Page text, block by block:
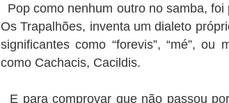
Pop como nenhum outro no samba,
Os Trapalhões, inventa um dialeto
significantes como “forevis”, “mé”,
como Cachacis, Cacildis.
E para comprovar que não passou